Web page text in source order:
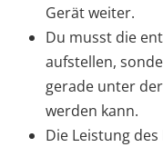
Gerät weiter.
Du musst die
aufstellen,
gerade unter
werden kann.
Die Leistung